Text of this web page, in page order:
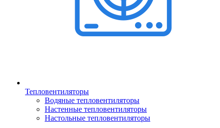
Тепловентиляторы
Водяные тепловентиляторы
Настенные тепловентиляторы
Настольные тепловентиляторы